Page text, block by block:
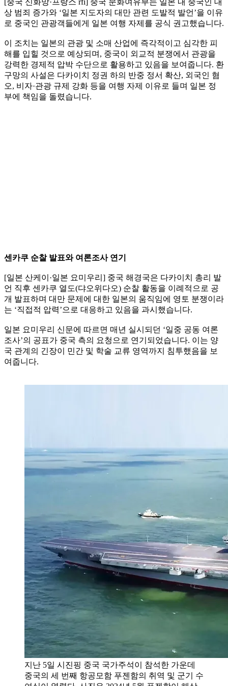
상 범죄 증가와 ‘일본 지도자의 대만 관련 도발적 발언’을 이유
로 중국인 관광객들에게 일본 여행 자제를 공식 권고했습니다.
이 조치는 일본의 관광 및 소매 산업에 즉각적이고 심각한 피
해를 입힐 것으로 예상되며, 중국이 외교적 분쟁에서 관광을
강력한 경제적 압박 수단으로 활용하고 있음을 보여줍니다. 환
구망의 사설은 다카이치 정권 하의 반중 정서 확산, 외국인 혐
오, 비자·관광 규제 강화 등을 여행 자제 이유로 들며 일본 정
부에 책임을 돌렸습니다.
센카쿠 순찰 발표와 여론조사 연기
[일본 산케이·일본 요미우리] 중국 해경국은 다카이치 총리 발
언 직후 센카쿠 열도(댜오위다오) 순찰 활동을 이례적으로 공
개 발표하며 대만 문제에 대한 일본의 움직임에 영토 분쟁이라
는 ‘직접적 압력’으로 대응하고 있음을 과시했습니다.
일본 요미우리 신문에 따르면 매년 실시되던 ‘일중 공동 여론
조사’의 공표가 중국 측의 요청으로 연기되었습니다. 이는 양
국 관계의 긴장이 민간 및 학술 교류 영역까지 침투했음을 보
여줍니다.
지난 5일 시진핑 중국 국가주석이 참석한 가운데
중국의 세 번째 항공모함 푸젠함의 취역 및 군기 수